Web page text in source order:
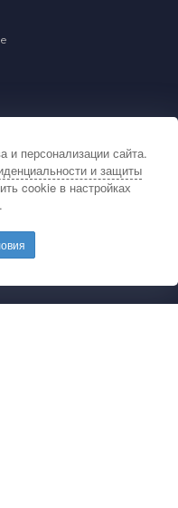
на
персонализации сайта.
и защиты
cookie в настройках